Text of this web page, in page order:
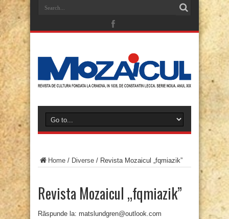
Home / Diverse / Revista Mozaicul „fqmiazik”
Revista Mozaicul „fqmiazik”
Răspunde la: matslundgren@outlook.com